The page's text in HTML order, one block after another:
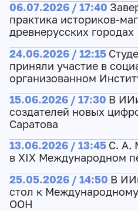
06.07.2026 / 17:40
практика историков-
древнерусских городах
24.06.2026 / 12:15
приняли участие в
организованном
15.06.2026 / 17:30 В
создателей новых
Саратова
13.06.2026 / 13:45 С. А.
в XIX Международном
25.05.2026 / 14:50 В
стол к
ООН